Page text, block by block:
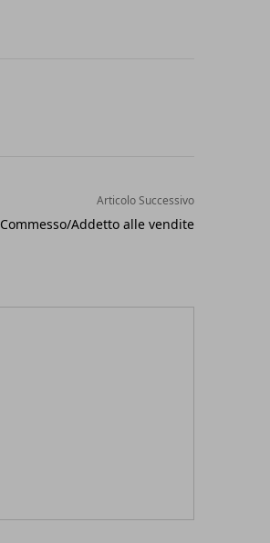
Articolo Successivo
Commesso/Addetto alle vendite